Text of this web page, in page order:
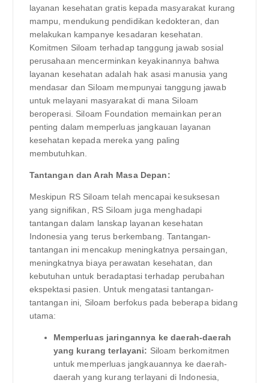
layanan kesehatan gratis kepada masyarakat kurang
mampu, mendukung pendidikan kedokteran, dan
melakukan kampanye kesadaran kesehatan.
Komitmen Siloam terhadap tanggung jawab sosial
perusahaan mencerminkan keyakinannya bahwa
layanan kesehatan adalah hak asasi manusia yang
mendasar dan Siloam mempunyai tanggung jawab
untuk melayani masyarakat di mana Siloam
beroperasi. Siloam Foundation memainkan peran
penting dalam memperluas jangkauan layanan
kesehatan kepada mereka yang paling
membutuhkan.
Tantangan dan Arah Masa Depan:
Meskipun RS Siloam telah mencapai kesuksesan
yang signifikan, RS Siloam juga menghadapi
tantangan dalam lanskap layanan kesehatan
Indonesia yang terus berkembang. Tantangan-
tantangan ini mencakup meningkatnya persaingan,
meningkatnya biaya perawatan kesehatan, dan
kebutuhan untuk beradaptasi terhadap perubahan
ekspektasi pasien. Untuk mengatasi tantangan-
tantangan ini, Siloam berfokus pada beberapa bidang
utama:
Memperluas jaringannya ke daerah-daerah
yang kurang terlayani: Siloam berkomitmen
untuk memperluas jangkauannya ke daerah-
daerah yang kurang terlayani di Indonesia,